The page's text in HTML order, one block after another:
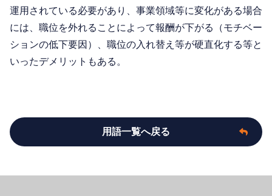
運用されている必要があり、事業領域等に変化がある場合
には、職位を外れることによって報酬が下がる（モチベー
ションの低下要因）、職位の入れ替え等が硬直化する等と
いったデメリットもある。
用語一覧へ戻る